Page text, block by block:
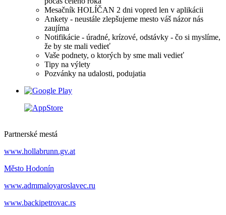
Mesačník HOLÍČAN 2 dni vopred len v aplikácii
Ankety - neustále zlepšujeme mesto váš názor nás
zaujíma
Notifikácie - úradné, krízové, odstávky - čo si myslíme,
že by ste mali vedieť
Vaše podnety, o ktorých by sme mali vedieť
Tipy na výlety
Pozvánky na udalosti, podujatia
Partnerské mestá
www.hollabrunn.gv.at
Město Hodonín
www.admmaloyaroslavec.ru
www.backipetrovac.rs